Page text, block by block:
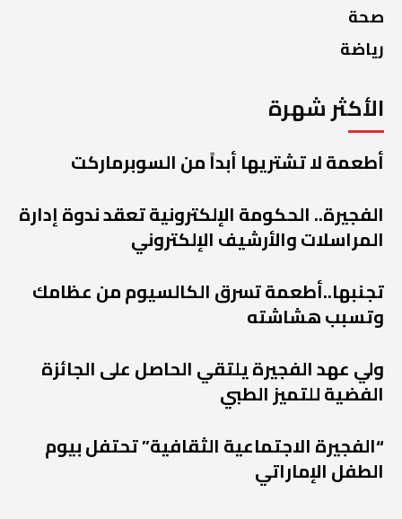
صحة
رياضة
الأكثر شهرة
أطعمة لا تشتريها أبداً من السوبرماركت
الفجيرة.. الحكومة الإلكترونية تعقد ندوة إدارة
المراسلات والأرشيف الإلكتروني
تجنبها..أطعمة تسرق الكالسيوم من عظامك
وتسبب هشاشته
ولي عهد الفجيرة يلتقي الحاصل على الجائزة
الفضية للتميز الطبي
“الفجيرة الاجتماعية الثقافية” تحتفل بيوم
الطفل الإماراتي